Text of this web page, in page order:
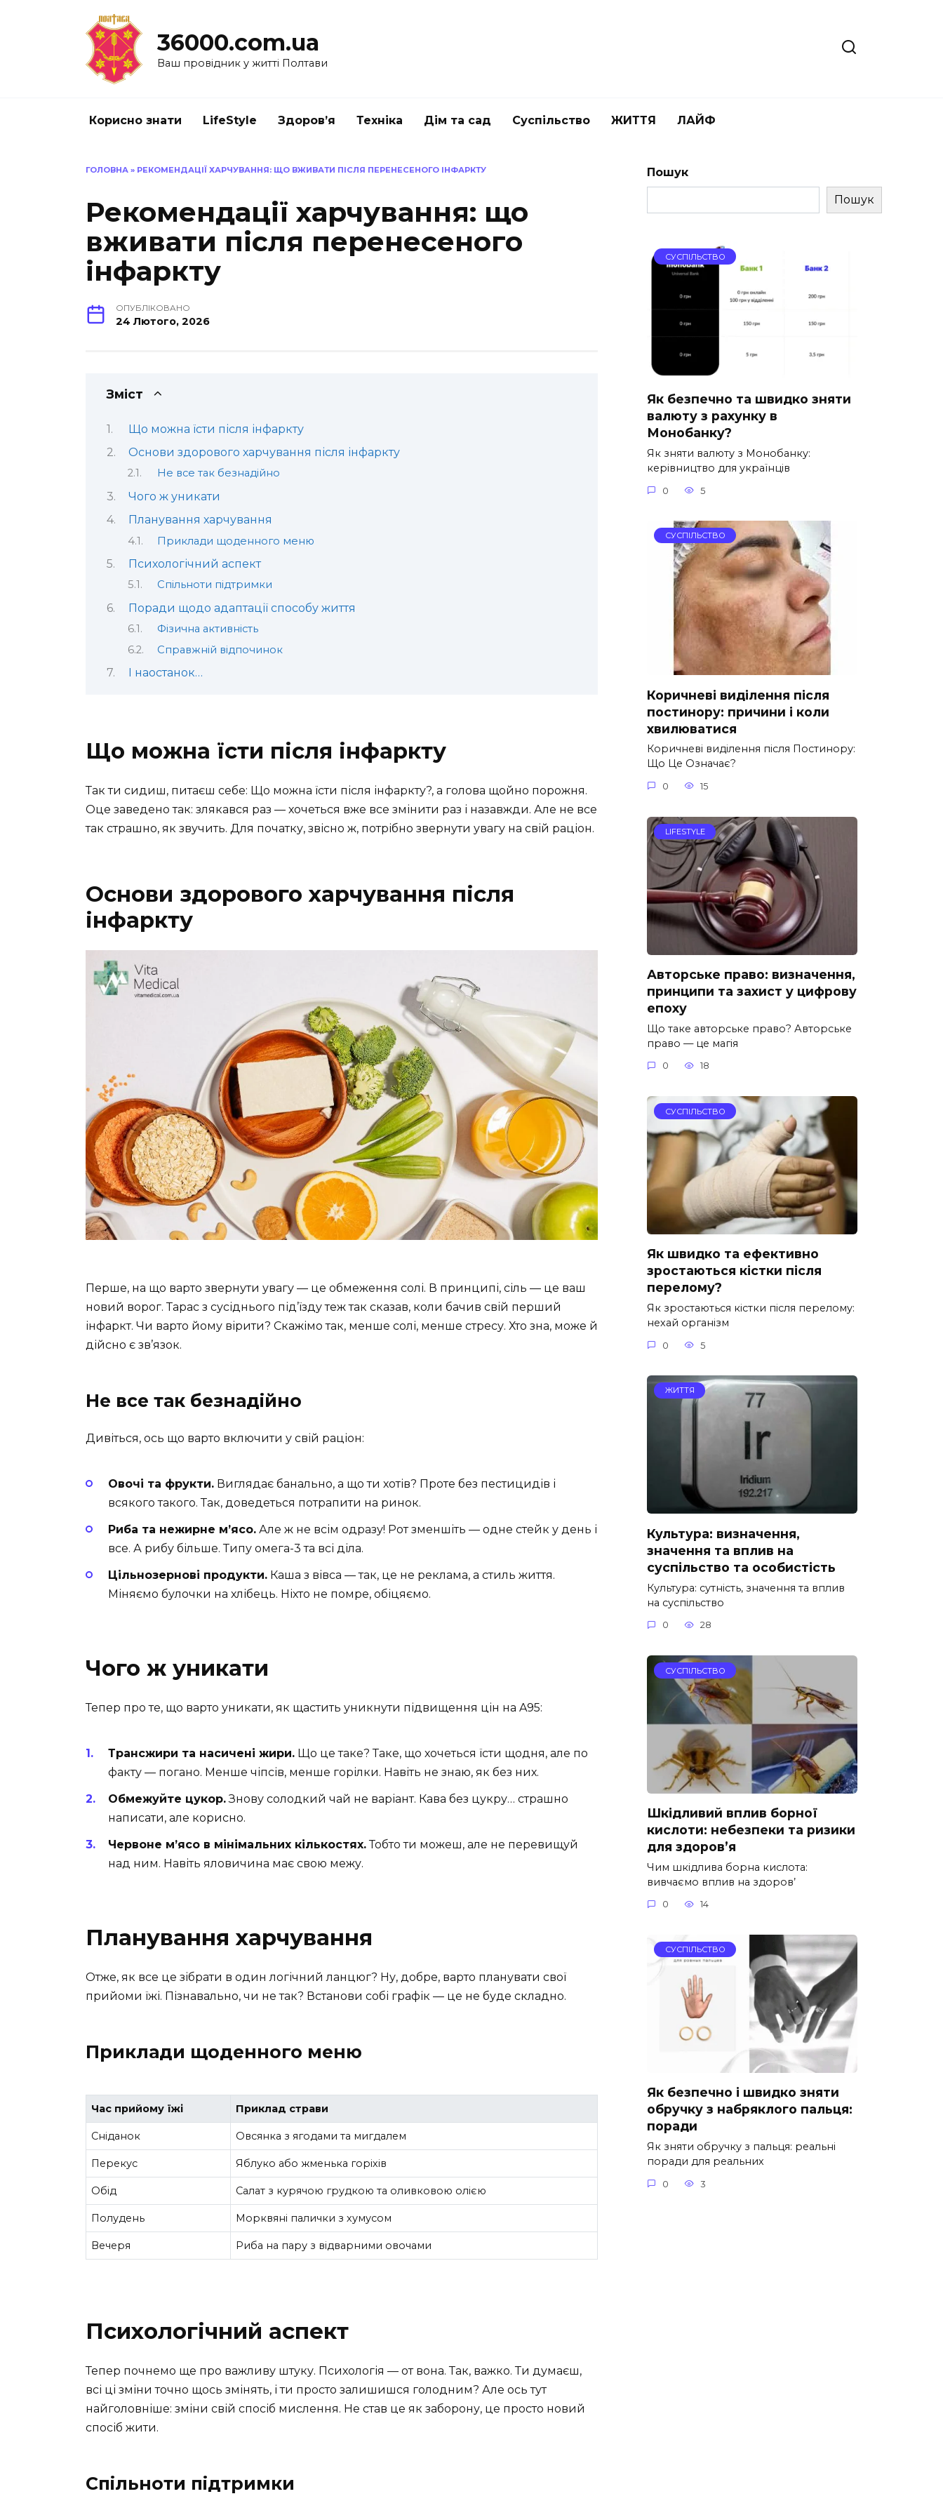
36000.com.ua
Ваш провідник у житті Полтави
Корисно знати LifeStyle Здоров’я Техніка Дім та сад Суспільство ЖИТТЯ ЛАЙФ
ГОЛОВНА » РЕКОМЕНДАЦІЇ ХАРЧУВАННЯ: ЩО ВЖИВАТИ ПІСЛЯ ПЕРЕНЕСЕНОГО ІНФАРКТУ
Рекомендації харчування: що
вживати після перенесеного
інфаркту
ОПУБЛІКОВАНО
24 Лютого, 2026
Зміст
Що можна їсти після інфаркту
Основи здорового харчування після інфаркту
Не все так безнадійно
Чого ж уникати
Планування харчування
Приклади щоденного меню
Психологічний аспект
Спільноти підтримки
Поради щодо адаптації способу життя
Фізична активність
Справжній відпочинок
І наостанок…
Що можна їсти після інфаркту
Так ти сидиш, питаєш себе: Що можна їсти після інфаркту?, а голова щойно порожня.
Оце заведено так: злякався раз — хочеться вже все змінити раз і назавжди. Але не все
так страшно, як звучить. Для початку, звісно ж, потрібно звернути увагу на свій раціон.
Основи здорового харчування після
інфаркту
Перше, на що варто звернути увагу — це обмеження солі. В принципі, сіль — це ваш
новий ворог. Тарас з сусіднього під’їзду теж так сказав, коли бачив свій перший
інфаркт. Чи варто йому вірити? Скажімо так, менше солі, менше стресу. Хто зна, може й
дійсно є зв’язок.
Не все так безнадійно
Дивіться, ось що варто включити у свій раціон:
Овочі та фрукти. Виглядає банально, а що ти хотів? Проте без пестицидів і
всякого такого. Так, доведеться потрапити на ринок.
Риба та нежирне м’ясо. Але ж не всім одразу! Рот зменшіть — одне стейк у день і
все. А рибу більше. Типу омега-3 та всі діла.
Цільнозернові продукти. Каша з вівса — так, це не реклама, а стиль життя.
Міняємо булочки на хлібець. Ніхто не помре, обіцяємо.
Чого ж уникати
Тепер про те, що варто уникати, як щастить уникнути підвищення цін на A95:
Трансжири та насичені жири. Що це таке? Таке, що хочеться їсти щодня, але по
факту — погано. Менше чіпсів, менше горілки. Навіть не знаю, як без них.
Обмежуйте цукор.Знову солодкий чай не варіант. Кава без цукру… страшно
написати, але корисно.
Червоне м’ясо в мінімальних кількостях.Тобто ти можеш, але не перевищуй
над ним. Навіть яловичина має свою межу.
Планування харчування
Отже, як все це зібрати в один логічний ланцюг? Ну, добре, варто планувати свої
прийоми їжі. Пізнавально, чи не так? Встанови собі графік — це не буде складно.
Приклади щоденного меню
Час прийому їжі Приклад страви
Сніданок Овсянка з ягодами та мигдалем
Перекус Яблуко або жменька горіхів
Обід Салат з курячою грудкою та оливковою олією
Полудень Морквяні палички з хумусом
Вечеря Риба на пару з відварними овочами
Психологічний аспект
Тепер почнемо ще про важливу штуку. Психологія — от вона. Так, важко. Ти думаєш,
всі ці зміни точно щось змінять, і ти просто залишишся голодним? Але ось тут
найголовніше: зміни свій спосіб мислення. Не став це як заборону, це просто новий
спосіб жити.
Спільноти підтримки
Пошук
Пошук
СУСПІЛЬСТВО
Як безпечно та швидко зняти
валюту з рахунку в
Монобанку?
Як зняти валюту з Монобанку:
керівництво для українців
0 5
СУСПІЛЬСТВО
Коричневі виділення після
постинору: причини і коли
хвилюватися
Коричневі виділення після Постинору:
Що Це Означає?
0 15
LIFESTYLE
Авторське право: визначення,
принципи та захист у цифрову
епоху
Що таке авторське право? Авторське
право — це магія
0 18
СУСПІЛЬСТВО
Як швидко та ефективно
зростаються кістки після
перелому?
Як зростаються кістки після перелому:
нехай організм
0 5
ЖИТТЯ
Культура: визначення,
значення та вплив на
суспільство та особистість
Культура: сутність, значення та вплив
на суспільство
0 28
СУСПІЛЬСТВО
Шкідливий вплив борної
кислоти: небезпеки та ризики
для здоров’я
Чим шкідлива борна кислота:
вивчаємо вплив на здоров’
0 14
СУСПІЛЬСТВО
Як безпечно і швидко зняти
обручку з набряклого пальця:
поради
Як зняти обручку з пальця: реальні
поради для реальних
0 3